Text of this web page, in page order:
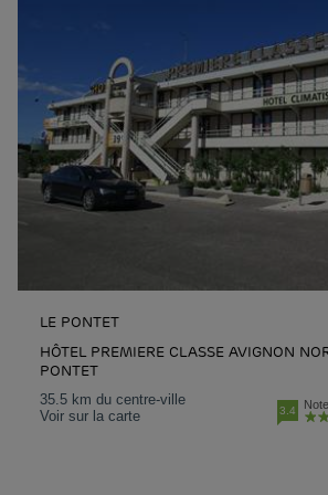
LE PONTET
HÔTEL PREMIERE CLASSE AVIGNON
PONTET
35.5 km du centre-ville
Voir sur la carte
3.4 Note